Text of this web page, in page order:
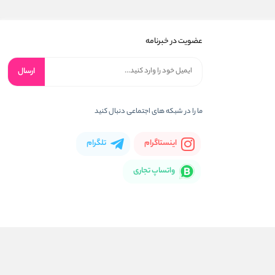
عضویت در خبرنامه
ارسال
ما را در شبکه های اجتماعی دنبال کنید
اینستاگرام تلگرام
واتساپ تجاری